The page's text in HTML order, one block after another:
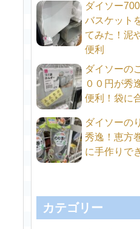
ダイソー
バスケット
てみた！泥
便利
ダイソーの
００円が秀
便利！袋に
ダイソーの
秀逸！恵方
に手作りで
カテゴリー